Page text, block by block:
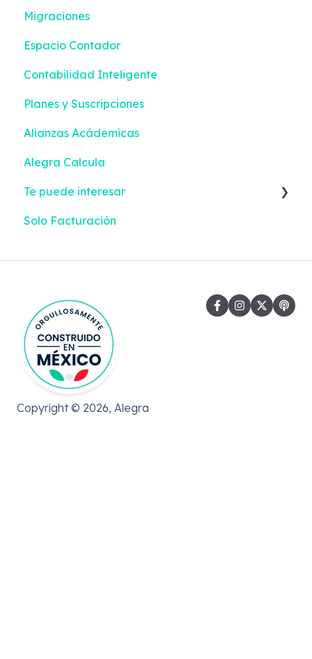
Configuración
Facturación Electrónica
Mis Tareas
Inventario
Compras
Configuración
Facturación Electrónica
Migraciones
Espacio Contador
Contabilidad Inteligente
Planes y Suscripciones
Alianzas Acádemicas
Alegra Calcula
Te puede interesar
Facturación Electrónica
Solo Facturación
Copyright © 2026, Alegra